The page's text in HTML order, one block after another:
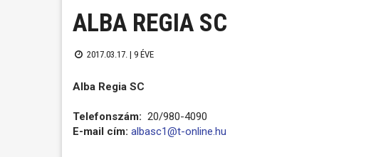
ALBA REGIA SC
2017.03.17. | 9 ÉVE
Alba Regia SC
Telefonszám: 20/980-4090
E-mail cím: albasc1@t-online.hu